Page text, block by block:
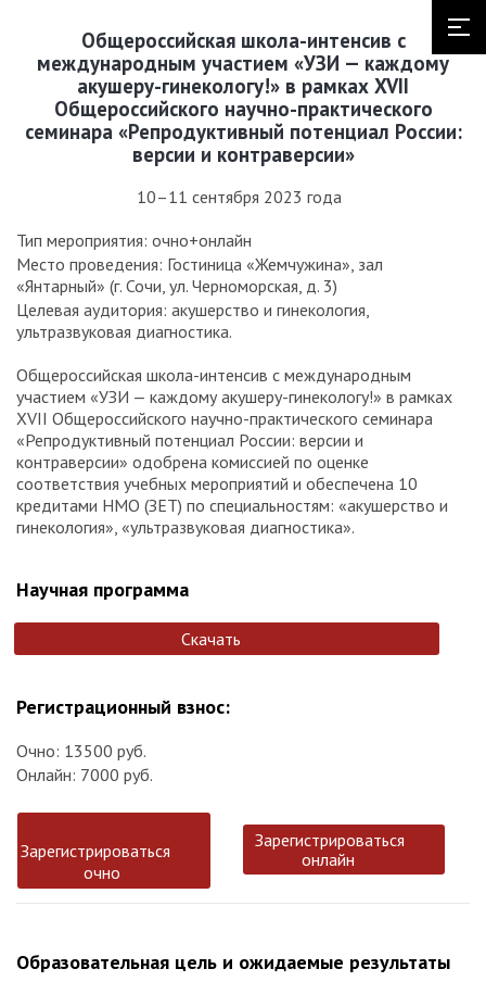
Общероссийская школа-интенсив с
международным участием «УЗИ — каждому
акушеру-гинекологу!» в рамках XVII
Общероссийского научно-практического
семинара «Репродуктивный потенциал России:
версии и контраверсии»
10–11 сентября 2023 года
Тип мероприятия: очно+онлайн
Место проведения: Гостиница «Жемчужина», зал
«Янтарный» (г. Сочи, ул. Черноморская, д. 3)
Целевая аудитория: акушерство и гинекология,
ультразвуковая диагностика.
Общероссийская школа-интенсив с международным
участием «УЗИ — каждому акушеру-гинекологу!» в рамках
XVII Общероссийского научно-практического семинара
«Репродуктивный потенциал России: версии и
контраверсии» одобрена комиссией по оценке
соответствия учебных мероприятий и обеспечена 10
кредитами НМО (ЗЕТ) по специальностям: «акушерство и
гинекология», «ультразвуковая диагностика».
Научная программа
Скачать
Регистрационный взнос:
Очно: 13500 руб.
Онлайн: 7000 руб.
Зарегистрироваться
очно
Зарегистрироваться
онлайн
Образовательная цель и ожидаемые результаты